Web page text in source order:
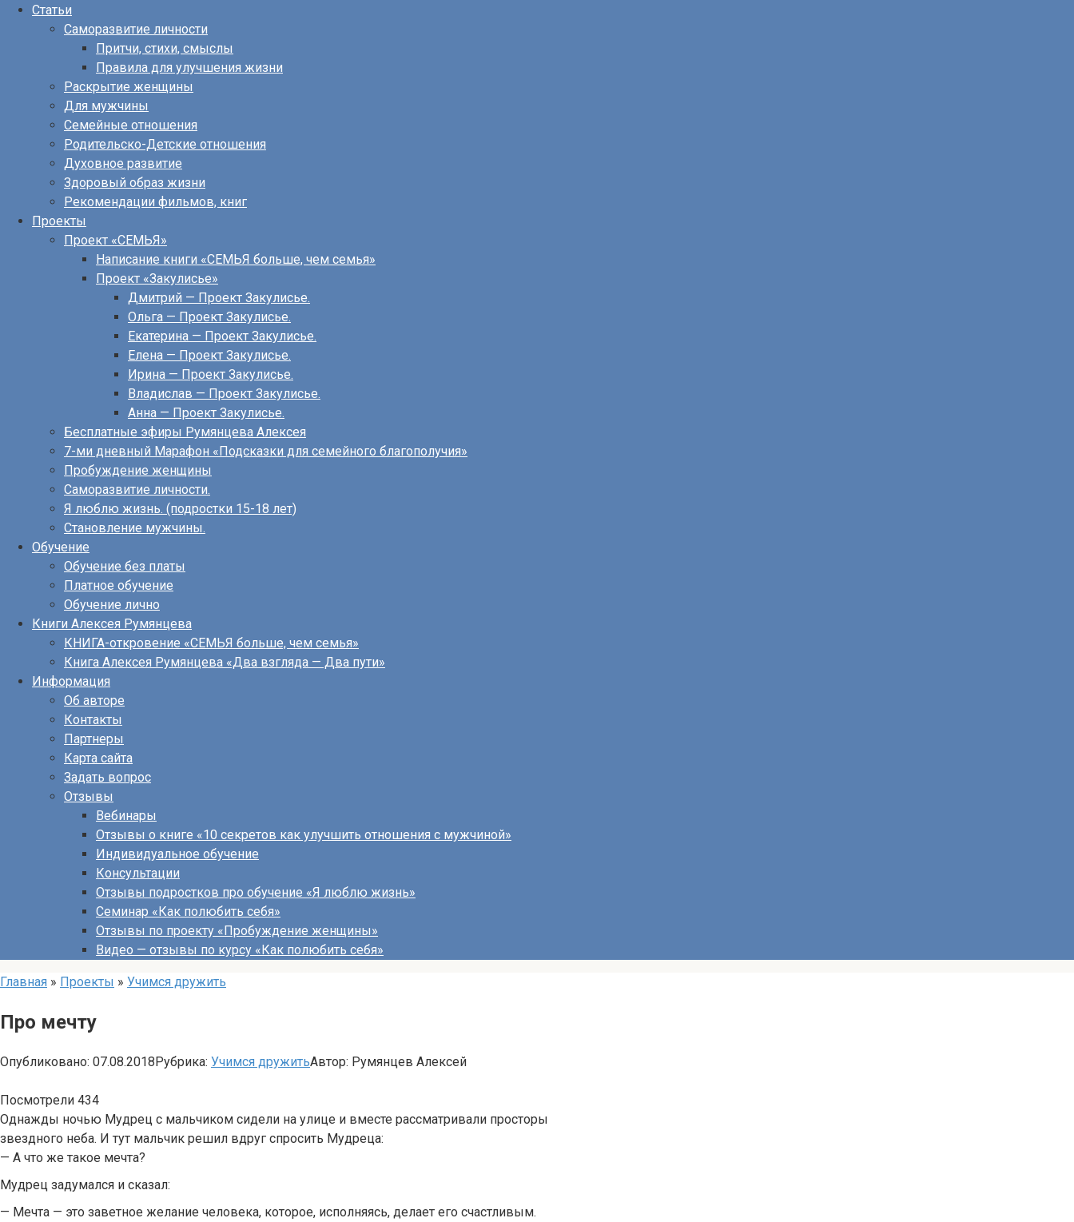
Статьи
Саморазвитие личности
Притчи, стихи, смыслы
Правила для улучшения жизни
Раскрытие женщины
Для мужчины
Семейные отношения
Родительско-Детские отношения
Духовное развитие
Здоровый образ жизни
Рекомендации фильмов, книг
Проекты
Проект «СЕМЬЯ»
Написание книги «СЕМЬЯ больше, чем семья»
Проект «Закулисье»
Дмитрий — Проект Закулисье.
Ольга — Проект Закулисье.
Екатерина — Проект Закулисье.
Елена — Проект Закулисье.
Ирина — Проект Закулисье.
Владислав — Проект Закулисье.
Анна — Проект Закулисье.
Бесплатные эфиры Румянцева Алексея
7-ми дневный Марафон «Подсказки для семейного благополучия»
Пробуждение женщины
Саморазвитие личности.
Я люблю жизнь. (подростки 15-18 лет)
Становление мужчины.
Обучение
Обучение без платы
Платное обучение
Обучение лично
Книги Алексея Румянцева
КНИГА-откровение «СЕМЬЯ больше, чем семья»
Книга Алексея Румянцева «Два взгляда — Два пути»
Информация
Об авторе
Контакты
Партнеры
Карта сайта
Задать вопрос
Отзывы
Вебинары
Отзывы о книге «10 секретов как улучшить отношения с мужчиной»
Индивидуальное обучение
Консультации
Отзывы подростков про обучение «Я люблю жизнь»
Семинар «Как полюбить себя»
Отзывы по проекту «Пробуждение женщины»
Видео — отзывы по курсу «Как полюбить себя»
Главная » Проекты » Учимся дружить
Про мечту
Опубликовано: 07.08.2018Рубрика: Учимся дружитьАвтор: Румянцев Алексей
Посмотрели 434
Однажды ночью Мудрец с мальчиком сидели на улице и вместе рассматривали просторы
звездного неба. И тут мальчик решил вдруг спросить Мудреца:
— А что же такое мечта?
Мудрец задумался и сказал:
— Мечта — это заветное желание человека, которое, исполняясь, делает его счастливым.